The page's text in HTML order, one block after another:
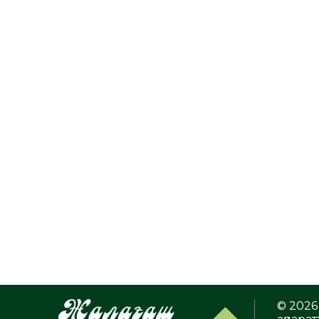
© 2026